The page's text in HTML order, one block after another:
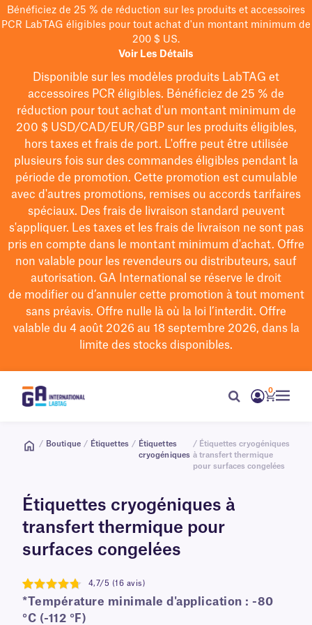
Bénéficiez de 25 % de réduction sur les produits et accessoires
PCR LabTAG éligibles pour tout achat d'un montant minimum de
200 $ US.
Voir Les Détails
Disponible sur les modèles produits LabTAG et
accessoires PCR éligibles. Bénéficiez de 25 % de
réduction pour tout achat d'un montant minimum de
200 $USD/CAD/EUR/GBPsur les produits éligibles,
hors taxes et frais de port. L'offre peut être utilisée
plusieurs fois sur des commandes éligibles pendant la
période de promotion. Cette promotion est cumulable
avec d'autres promotions, remises ou accords tarifaires
spéciaux. Des frais de livraison standard peuvent
s'appliquer. Les taxes et les frais de livraison ne sont pas
pris en compte dans le montant minimum d'achat. Offre
non valable pour les revendeurs ou distributeurs, sauf
autorisation. GA International se réserve le droit
de modifierou d’annuler cette promotion à tout moment
sans préavis. Offre nulle là où la loi l’interdit. Offre
valable du 4 août 2026 au 18 septembre 2026, dans la
limite des stocks disponibles.
0
/ Boutique / Étiquettes / Étiquettes
cryogéniques
/ Étiquettes cryogéniques
à transfert thermique
pour surfaces congelées
Étiquettes cryogéniques à
transfert thermique pour
surfaces congelées
4.7
4,7/5 (16 avis)
*Température minimale d'application : -80
°C (-112 °F)